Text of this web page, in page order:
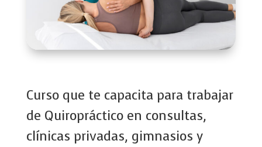
Curso que te capacita para trabajar
de Quiropráctico en consultas,
clínicas privadas, gimnasios y